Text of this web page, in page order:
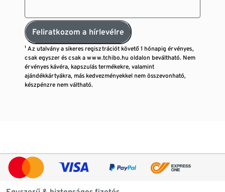
Feliratkozom a hírlevélre
¹ Az utalvány a sikeres regisztrációt követő 1 hónapig érvényes,
csak egyszer és csak a www.tchibo.hu oldalon beváltható. Nem
érvényes kávéra, kapszulás termékekre, valamint
ajándékkártyákra, más kedvezményekkel nem összevonható,
készpénzre nem váltható.